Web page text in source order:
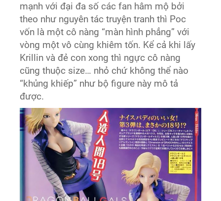
mạnh với đại đa số các fan hâm mộ bởi
theo như nguyên tác truyện tranh thì Poc
vốn là một cô nàng “màn hình phẳng” với
vòng một vô cùng khiêm tốn. Kể cả khi lấy
Krillin và đẻ con xong thì ngực cô nàng
cũng thuộc size… nhỏ chứ không thể nào
“khủng khiếp” như bộ figure này mô tả
được.